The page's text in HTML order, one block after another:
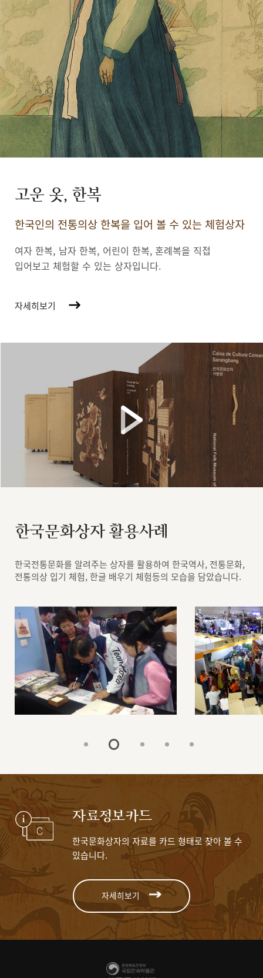
고운 옷, 한복
한국인의 전통의상 한복을 입어 볼 수 있는 체험상자
여자 한복, 남자 한복, 어린이 한복, 혼례복을 직접
입어보고 체험할 수 있는 상자입니다.
자세히보기
한국문화상자 활용사례
한국전통문화를 알려주는 상자를 활용하여 한국역사, 전통문화,
전통의상 입기 체험, 한글 배우기 체험등의 모습을 담았습니다.
자료정보카드
한국문화상자의 자료를 카드 형태로 찾아 볼 수
있습니다.
자세히보기